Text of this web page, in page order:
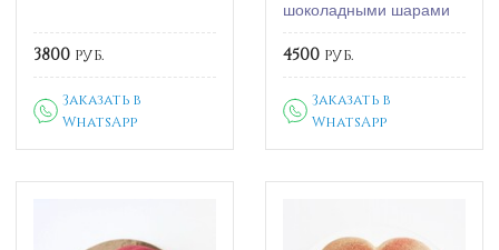
3800 руб.
Заказать в
WhatsApp
шоколадными шарами
4500 руб.
Заказать в
WhatsApp